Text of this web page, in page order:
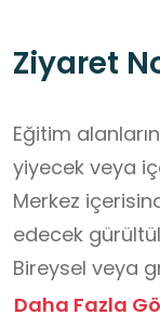
Ziyaret
Eğitim
yiyecek veya
Merkez
edecek
Bireysel veya
kapasitesi
Daha Fazla